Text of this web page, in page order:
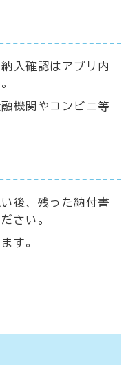
入確認はアプリ内
機関やコンビニ等
後、残った納付書
さい。
す。